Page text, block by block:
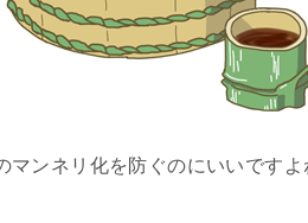
ンネリ化を防ぐのにいいですよ